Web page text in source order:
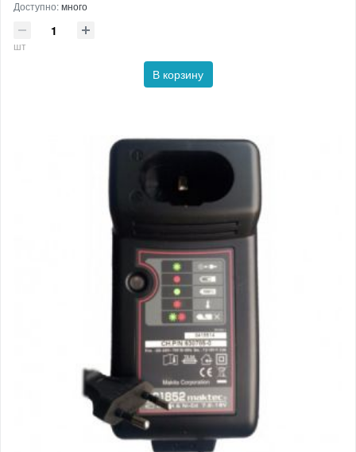
Доступно:много
шт
В корзину